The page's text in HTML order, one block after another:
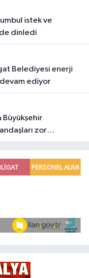
dinledi
devam ediyor
zor
bırakmadı